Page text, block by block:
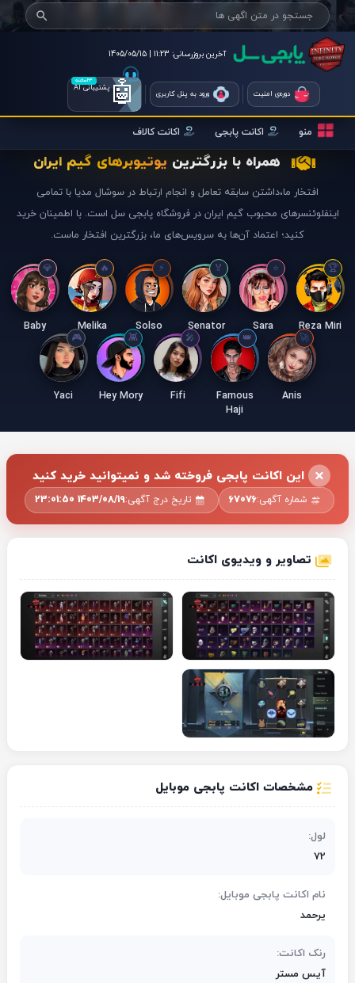
آخرین بروزرسانی: 11:23 | 1405/05/15
دوره‌ی امنیت ورود به پنل کاربری
۲۴ساعته 🤖 پشتیبانی AI
منو اکانت پابجی اکانت کالاف
همراه با بزرگترین یوتیوبرهای گیم ایران
افتخار ما،داشتن سابقه تعامل و انجام ارتباط در سوشال مدیا با تمامی
اینفلوئنسرهای محبوب گیم ایران در فروشگاه پابجی سل است. با اطمینان خرید
کنید؛ اعتماد آن‌ها به سرویس‌های ما، بزرگترین افتخار ماست.
Reza Miri
Sara
Senator
Solso
Melika
Baby
Anis
Famous
Haji
Fifi
Hey Mory
Yaci
این اکانت پابجی فروخته شد و نمیتوانید خرید کنید
شماره آگهی:67076 تاریخ درج آگهی:1403/08/19 23:01:50
تصاویر و ویدیوی اکانت
مشخصات اکانت پابجی موبایل
لول:
72
نام اکانت پابجی موبایل:
یرحمد
رنک اکانت:
آیس مستر